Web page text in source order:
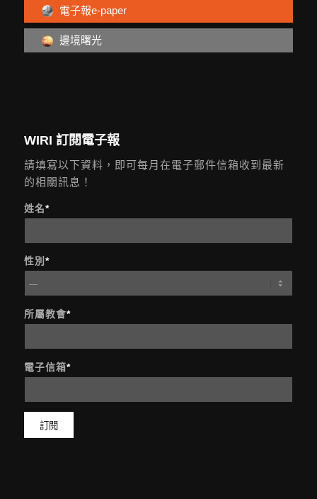
電子報e-paper
邊境曙光
WIRI 訂閱電子報
請填寫以下資料，即可每月在電子郵件信箱收到最新
的相關訊息！
姓名*
性別 *
所屬教會*
電子信箱*